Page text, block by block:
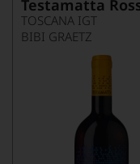
Testamatta
TOSCANA IGT
BIBI GRAETZ